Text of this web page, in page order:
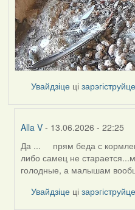
Увайдзіце ці
Alla V - 13.06.2026 - 22:25
In
reply
to
Да ... прям беда с
либо самец не
голодные, а малышам
Увайдзіце ці